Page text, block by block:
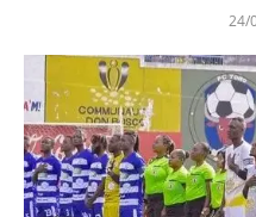
24/